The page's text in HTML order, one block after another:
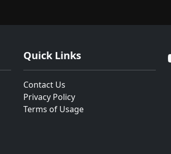
Quick Links
Contact Us
Privacy Policy
Terms of Usage